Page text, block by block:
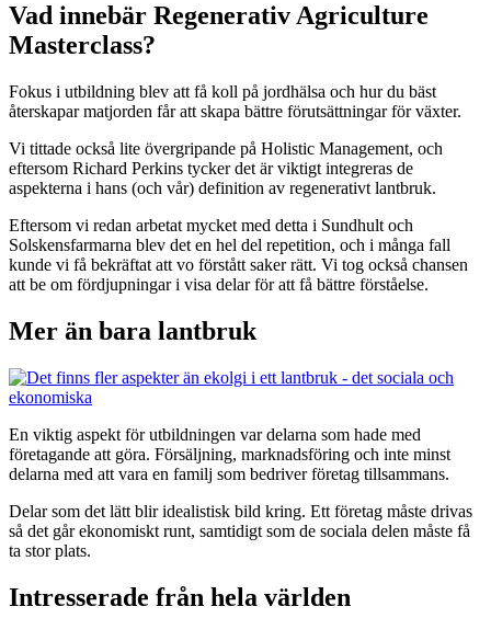
Vad innebär Regenerativ Agriculture
Masterclass?
Fokus i utbildning blev att få koll på jordhälsa och hur du bäst
återskapar matjorden får att skapa bättre förutsättningar för växter.
Vi tittade också lite övergripande på Holistic Management, och
eftersom Richard Perkins tycker det är viktigt integreras de
aspekterna i hans (och vår) definition av regenerativt lantbruk.
Eftersom vi redan arbetat mycket med detta i Sundhult och
Solskensfarmarna blev det en hel del repetition, och i många fall
kunde vi få bekräftat att vo förstått saker rätt. Vi tog också chansen
att be om fördjupningar i visa delar för att få bättre förståelse.
Mer än bara lantbruk
En viktig aspekt för utbildningen var delarna som hade med
företagande att göra. Försäljning, marknadsföring och inte minst
delarna med att vara en familj som bedriver företag tillsammans.
Delar som det lätt blir idealistisk bild kring. Ett företag måste drivas
så det går ekonomiskt runt, samtidigt som de sociala delen måste få
ta stor plats.
Intresserade från hela världen